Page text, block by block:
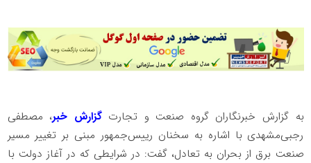
به گزارش خبرنگاران گروه صنعت و تجارتگزارش خبر، مصطفی
رجبی‌مشهدی با اشاره به سخنان رییس‌جمهور مبنی بر تغییر مسیر
صنعت برق از بحران به تعادل، گفت: در شرایطی که در آغاز دولت با